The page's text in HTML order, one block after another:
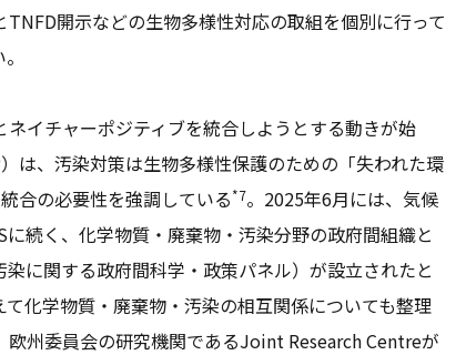
開示などの生物多様性対応の取組を個別に行って
イチャーポジティブを統合しようとする動きが始
は、汚染対策は生物多様性保護のための「失われた環
合の必要性を強調している*7。2025年6月には、気候
続く、化学物質・廃棄物・汚染分野の政府間組織と
に関する政府間科学・政策パネル）が設立されたと
化学物質・廃棄物・汚染の相互関係についても整理
州委員会の研究機関であるJoint Research Centreが